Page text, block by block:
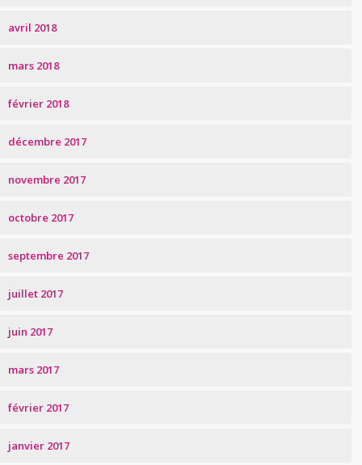
avril 2018
mars 2018
février 2018
décembre 2017
novembre 2017
octobre 2017
septembre 2017
juillet 2017
juin 2017
mars 2017
février 2017
janvier 2017